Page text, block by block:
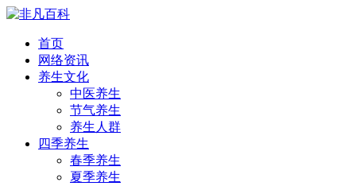
首页
网络资讯
养生文化
中医养生
节气养生
养生人群
四季养生
春季养生
夏季养生